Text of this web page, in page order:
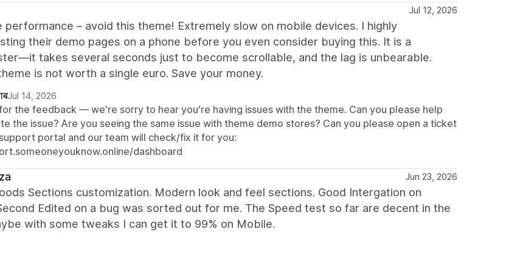
Jul 12, 2026
performance – avoid this theme! Extremely slow on mobile devices. I highly
their demo pages on a phone before you even consider buying this. It is a
takes several seconds just to become scrollable, and the lag is unbearable.
is not worth a single euro. Save your money.
Jul 14, 2026
the feedback — we're sorry to hear you're having issues with the theme. Can you please help
the issue? Are you seeing the same issue with theme demo stores? Can you please open a ticket
portal and our team will check/fix it for you:
dashboard
Jun 23, 2026
Sections customization. Modern look and feel sections. Good Intergation on
Edited on a bug was sorted out for me. The Speed test so far are decent in the
with some tweaks I can get it to 99% on Mobile.